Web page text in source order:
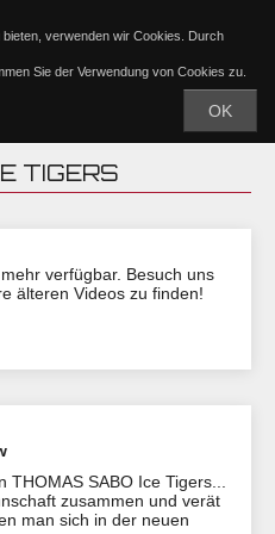
verwenden wir Cookies. Durch
Sie der Verwendung von Cookies zu.
OK
TIGERS
verfügbar. Besuch uns
älteren Videos zu finden!
SABO Ice Tigers...
zusammen und verät
man sich in der neuen